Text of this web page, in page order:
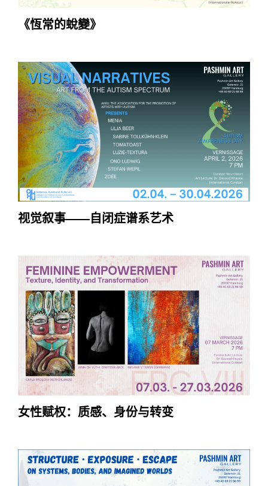
《恆常的蛻變》
视觉叙事——自闭症谱系艺术
女性赋权：质感、身份与转变